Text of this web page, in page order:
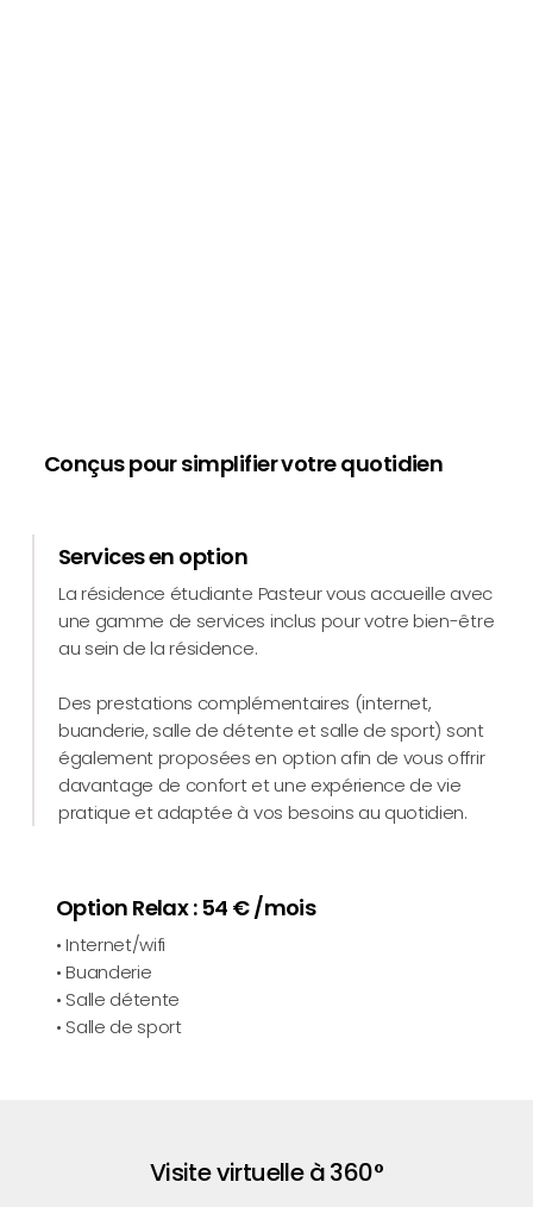
Conçus pour simplifier votre quotidien
Services en option
La résidence étudiante Pasteur vous accueille avec
une gamme de services inclus pour votre bien-être
au sein de la résidence.
Des prestations complémentaires (internet,
buanderie, salle de détente et salle de sport) sont
également proposées en option afin de vous offrir
davantage de confort et une expérience de vie
pratique et adaptée à vos besoins au quotidien.
Option Relax : 54 € /mois
• Internet/wifi
• Buanderie
• Salle détente
• Salle de sport
Visite virtuelle à 360°